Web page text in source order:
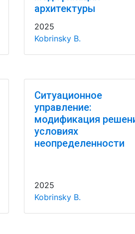
архитектуры
2025
Kobrinsky B.
Ситуационное
управление:
модификация
условиях
неопределенности
2025
Kobrinsky B.